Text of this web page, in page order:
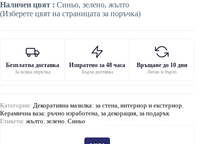
Наличен цвят : Синьо, зелено, жълто
(Изберете цвят на страницата за поръчка)
Безплатна доставка
За всяка поръчка
Изпратено за 48 часа
Бърза доставка
Връщане до 10 дни
Лесно и бързо
Категории: Декоративна мазилка: за стена, интериор и екстериор
Керамична ваза: ръчно изработена, за декорация, за подарък
Етикети: жълто зелено Синьо